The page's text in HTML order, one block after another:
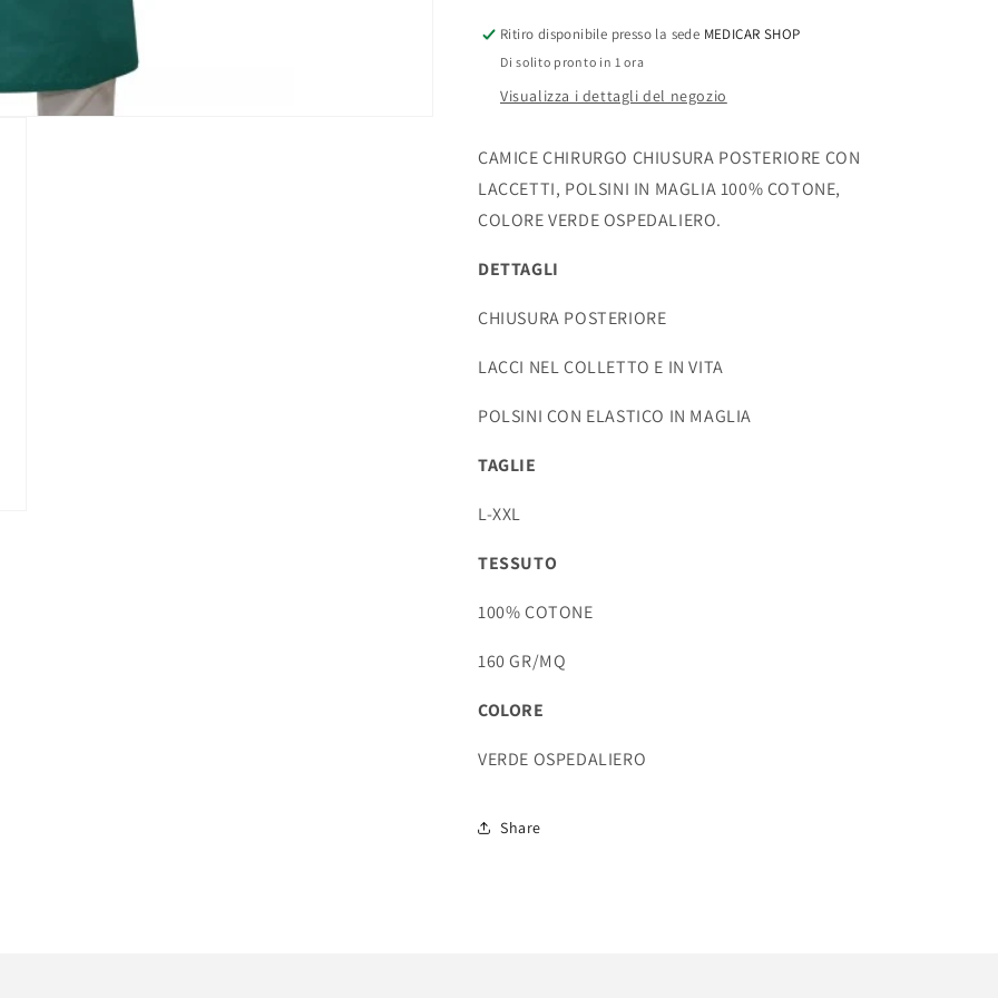
Ritiro disponibile presso la sede MEDICAR SHOP
Di solito pronto in 1 ora
Visualizza i dettagli del negozio
CAMICE CHIRURGO CHIUSURA POSTERIORE CON
LACCETTI, POLSINI IN MAGLIA 100% COTONE,
COLORE VERDE OSPEDALIERO.
DETTAGLI
CHIUSURA POSTERIORE
LACCI NEL COLLETTO E IN VITA
POLSINI CON ELASTICO IN MAGLIA
TAGLIE
L-XXL
TESSUTO
100% COTONE
160 GR/MQ
COLORE
VERDE OSPEDALIERO
Share